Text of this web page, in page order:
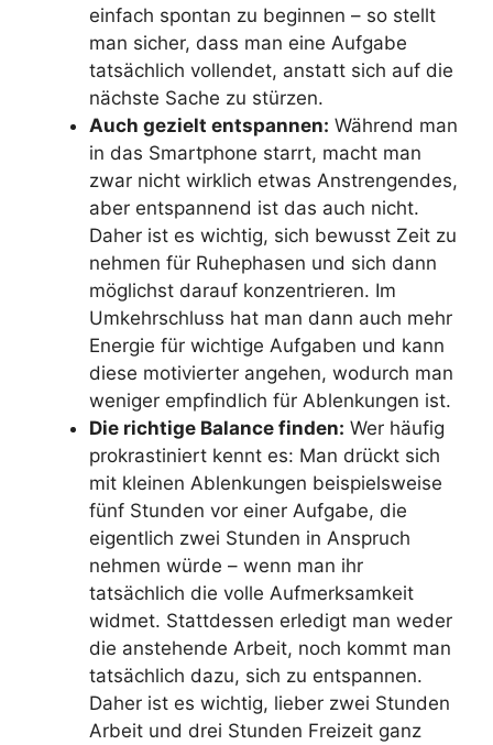
einfach spontan zu beginnen – so stellt
man sicher, dass man eine Aufgabe
tatsächlich vollendet, anstatt sich auf die
nächste Sache zu stürzen.
Auch gezielt entspannen: Während man
in das Smartphone starrt, macht man
zwar nicht wirklich etwas Anstrengendes,
aber entspannend ist das auch nicht.
Daher ist es wichtig, sich bewusst Zeit zu
nehmen für Ruhephasen und sich dann
möglichst darauf konzentrieren. Im
Umkehrschluss hat man dann auch mehr
Energie für wichtige Aufgaben und kann
diese motivierter angehen, wodurch man
weniger empfindlich für Ablenkungen ist.
Die richtige Balance finden: Wer häufig
prokrastiniert kennt es: Man drückt sich
mit kleinen Ablenkungen beispielsweise
fünf Stunden vor einer Aufgabe, die
eigentlich zwei Stunden in Anspruch
nehmen würde – wenn man ihr
tatsächlich die volle Aufmerksamkeit
widmet. Stattdessen erledigt man weder
die anstehende Arbeit, noch kommt man
tatsächlich dazu, sich zu entspannen.
Daher ist es wichtig, lieber zwei Stunden
Arbeit und drei Stunden Freizeit ganz